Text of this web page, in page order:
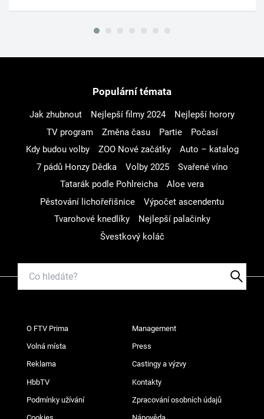
Populární témata
Jak zhubnout Nejlepší filmy 2024
Nejlepší horory
TV program
Změna času Partie
Počasí
Kdy budou volby
ZOO Nové začátky
Auto – katalog
7 pádů Honzy Dědka
Volby 2025
Svařené víno
Tatarák podle Pohlreicha
Aloe vera
Pěstování lichořeřišnice
Výpočet ascendentu
Tvarohové knedlíky
Nejlepší palačinky
Švestkový koláč
O FTV Prima Management
Volná místa Press
Reklama Castingy a výzvy
HbbTV Kontakty
Podmínky užívání Zpracování osobních údajů